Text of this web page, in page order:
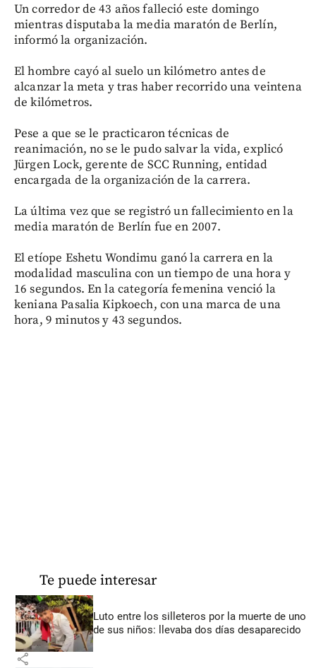
Un corredor de 43 años falleció este domingo
mientras disputaba la media maratón de Berlín,
informó la organización.
El hombre cayó al suelo un kilómetro antes de
alcanzar la meta y tras haber recorrido una veintena
de kilómetros.
Pese a que se le practicaron técnicas de
reanimación, no se le pudo salvar la vida, explicó
Jürgen Lock, gerente de SCC Running, entidad
encargada de la organización de la carrera.
La última vez que se registró un fallecimiento en la
media maratón de Berlín fue en 2007.
El etíope Eshetu Wondimu ganó la carrera en la
modalidad masculina con un tiempo de una hora y
16 segundos. En la categoría femenina venció la
keniana Pasalia Kipkoech, con una marca de una
hora, 9 minutos y 43 segundos.
Te puede interesar
Luto entre los silleteros por la muerte de uno
de sus niños: llevaba dos días desaparecido
share